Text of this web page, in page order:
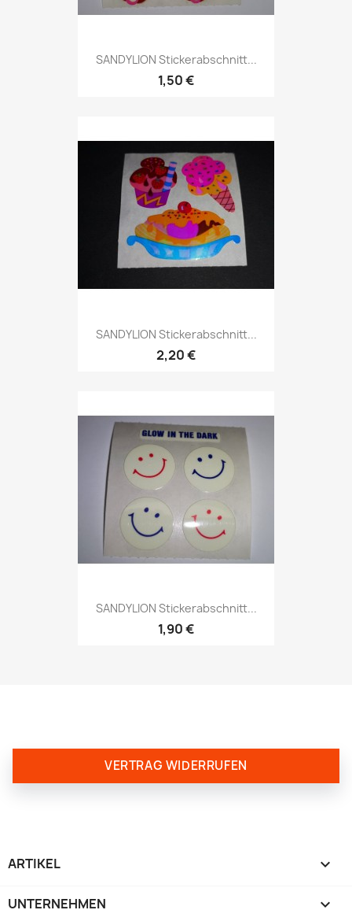
SANDYLION Stickerabschnitt...
1,50 €
SANDYLION Stickerabschnitt...
2,20 €
SANDYLION Stickerabschnitt...
1,90 €
VERTRAG WIDERRUFEN
ARTIKEL 
UNTERNEHMEN 